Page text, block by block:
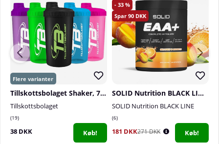
Tillskottsbolaget Shaker, 700 ml
Tillskottsbolaget
19
38 DKK Køb!
33
90
SOLID Nutrition BLACK LINE EAA+, 440 g
SOLID Nutrition BLACK LINE
6
181 DKK271 DKK Køb!